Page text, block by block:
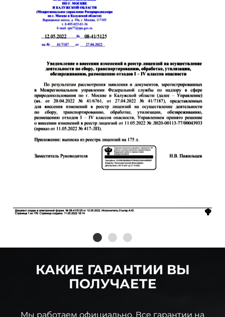
КАКИЕ ГАРАНТИИ ВЫ
ПОЛУЧАЕТЕ
Мы работаем официально. Все гарантии на